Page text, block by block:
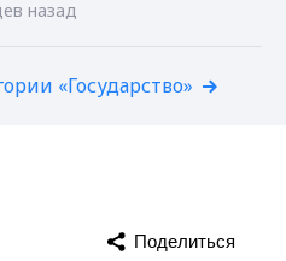
назад
«Государство»
Поделиться